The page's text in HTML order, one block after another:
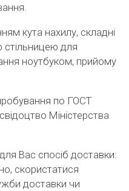
кута нахилу, складні
стільницею для
ноутбуком, прийому
по ГОСТ
Міністерства
Вас спосіб доставки:
скористатися
доставки чи